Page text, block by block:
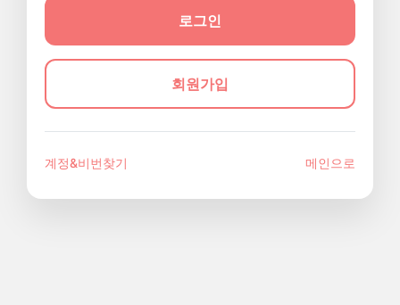
회원가입
계정&비번찾기 메인으로